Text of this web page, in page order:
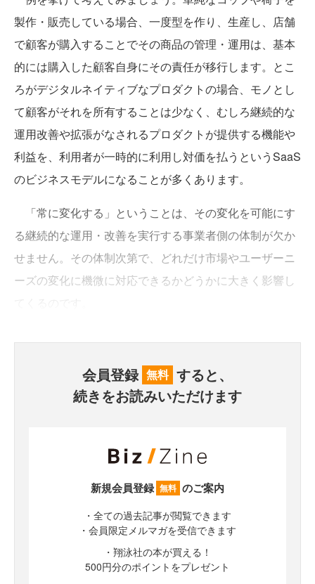
製作・販売している場合、一度型を作り、生産し、店舗
で顧客が購入することでその商品の管理・運用は、基本
的には購入した顧客自身にその責任が移行します。とこ
ろがデジタルネイティブなプロダクトの場合、モノとし
て顧客がそれを所有することは少なく、むしろ継続的な
運用改善や拡張がなされるプロダクトが提供する機能や
利益を、利用者が一時的に利用し対価を払うというSaaS
のビジネスモデルになることが多くあります。
「常に変化する」ということは、その変化を可能にす
る継続的な運用・改善を実行する事業者側の体制が欠か
せません。その体制次第で、どれだけ市場やユーザーニ
ーズの変化に機微に対応できるかどうかに大きく影響し
会員登録 無料 すると、
続きをお読みいただけます
新規会員登録 無料 のご案内
・全ての過去記事が閲覧できます
・会員限定メルマガを受信できます
・翔泳社の本が買える！
500円分のポイントをプレゼント